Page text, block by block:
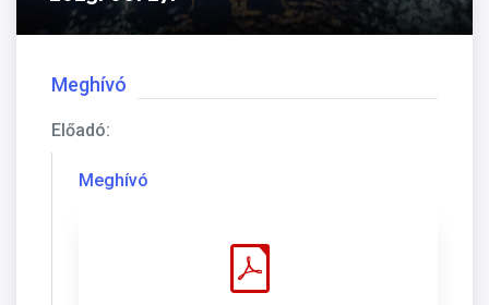
Meghívó
Előadó:
Meghívó